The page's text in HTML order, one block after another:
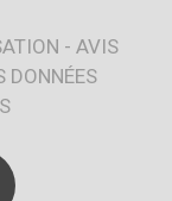
- AVIS
DONNÉES